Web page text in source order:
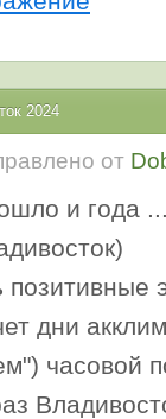
2024
от
и года
позитивные
дни
часовой